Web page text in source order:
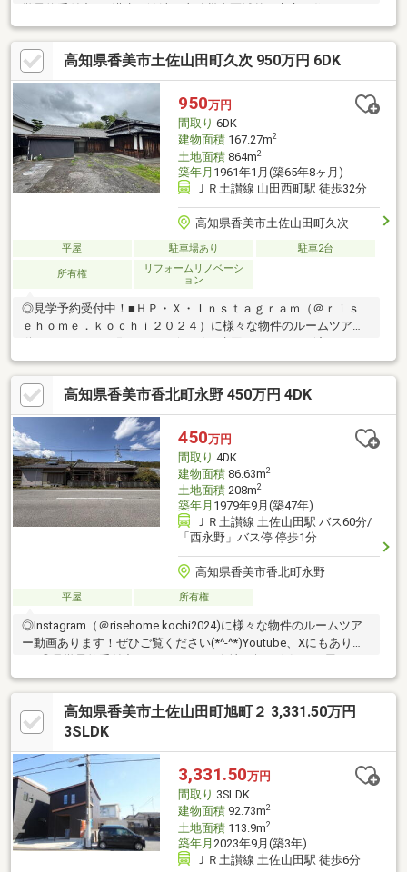
ーポート2台分完備。雨の日の乗り降りがラクです■全室南向き。
1日を通して光が入りやすいため明るい住まい■ドラッグセイムス
まで徒歩3分。コンビニ、スーパー、ダイソーが徒歩圏内■WICや
SIC、全室収納完備で充実の収納力！【周辺環境】・香美市土佐山
田小学校 徒歩16分（1210ｍ）・香美市鏡野中学校 徒歩9分
（684ｍ）
高知県香美市土佐山田町久次 950万円 6DK
950万円
間取り 6DK
建物面積167.27m2
土地面積864m2
築年月 1961年1月(築65年8ヶ月)
ＪＲ土讃線 山田西町駅 徒歩32分
高知県香美市土佐山田町久次
平屋 駐車場あり 駐車2台
所有権
リフォームリノベーシ
ョン
◎見学予約受付中！■ＨＰ・Ｘ・Ｉｎｓｔａｇｒａｍ（＠ｒｉｓ
ｅｈｏｍｅ．ｋｏｃｈｉ２０２４）に様々な物件のルームツアー
チン・バス・トイレ新調で快適！・希少な「蔵」付き！大容量収
納や趣味スペースに♪・敷地864㎡×駐車2～3台！広いお庭でガー
デニングもOK◎・部屋数豊富な6DK【周辺環境】・香美市立香長
小学校 徒歩19分（1496ｍ）・香美市立鏡野中学校 徒歩49分
高知県香美市香北町永野 450万円 4DK
450万円
間取り 4DK
建物面積86.63m2
土地面積208m2
築年月 1979年9月(築47年)
ＪＲ土讃線 土佐山田駅 バス60分/
「西永野」バス停 停歩1分
高知県香美市香北町永野
平屋 所有権
◎Instagram（＠risehome.kochi2024)に様々な物件のルームツア
ー動画あります！ぜひご覧ください(*^-^*)Youtube、Xにもありま
坪・ガレージ付き【周辺環境】・香美市立大宮小学校 徒歩50分
（約4000ｍ）・香美市立香北中学校 徒歩49分（約3860ｍ）
高知県香美市土佐山田町旭町２ 3,331.50万円
3SLDK
3,331.50万円
間取り 3SLDK
建物面積92.73m2
土地面積113.9m2
築年月 2023年9月(築3年)
ＪＲ土讃線 土佐山田駅 徒歩6分